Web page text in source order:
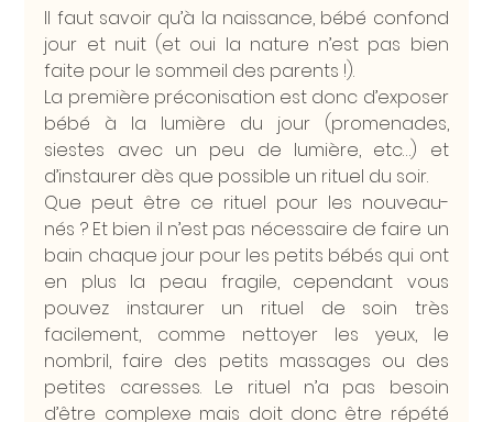
Il faut savoir qu’à la naissance, bébé confond
jour et nuit (et oui la nature n’est pas bien
faite pour le sommeil des parents !).
La première préconisation est donc d’exposer
bébé à la lumière du jour (promenades,
siestes avec un peu de lumière, etc…) et
d’instaurer dès que possible un rituel du soir.
Que peut être ce rituel pour les nouveau-
nés ? Et bien il n’est pas nécessaire de faire un
bain chaque jour pour les petits bébés qui ont
en plus la peau fragile, cependant vous
pouvez instaurer un rituel de soin très
facilement, comme nettoyer les yeux, le
nombril, faire des petits massages ou des
petites caresses. Le rituel n’a pas besoin
d’être complexe mais doit donc être répété